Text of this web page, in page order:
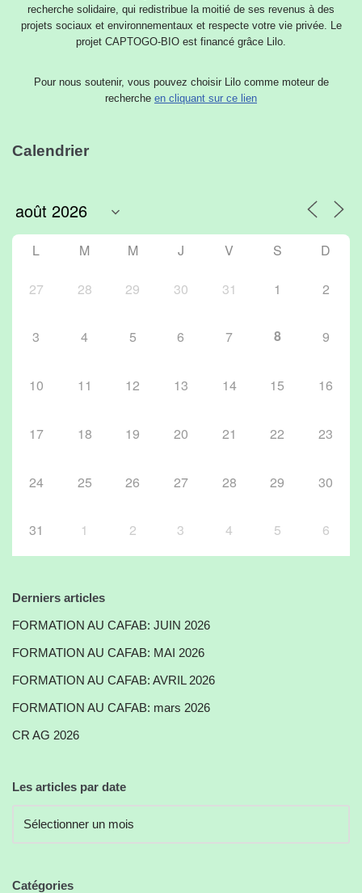
recherche solidaire, qui redistribue la moitié de ses revenus à des
projets sociaux et environnementaux et respecte votre vie privée. Le
projet CAPTOGO-BIO est financé grâce Lilo.
Pour nous soutenir, vous pouvez choisir Lilo comme moteur de
recherche en cliquant sur ce lien
Calendrier
L M M J V S D
27 28 29 30 31 1 2
3 4 5 6 7 8 9
10 11 12 13 14 15 16
17 18 19 20 21 22 23
24 25 26 27 28 29 30
31 1 2 3 4 5 6
Derniers articles
FORMATION AU CAFAB: JUIN 2026
FORMATION AU CAFAB: MAI 2026
FORMATION AU CAFAB: AVRIL 2026
FORMATION AU CAFAB: mars 2026
CR AG 2026
Les articles par date
Catégories